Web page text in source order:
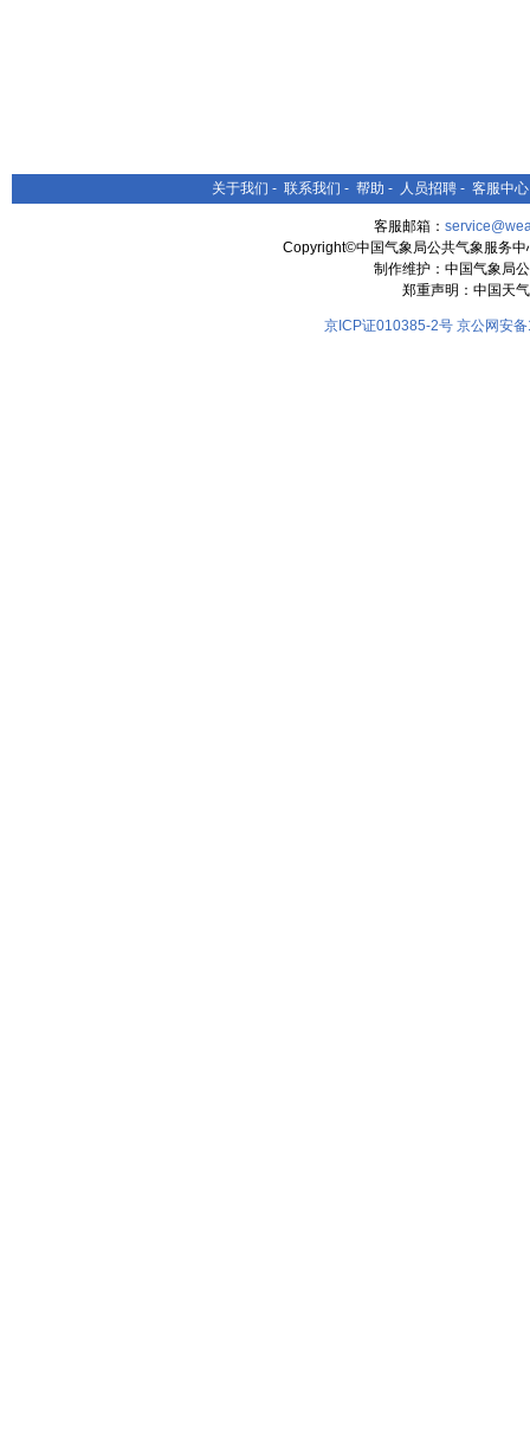
关于我们 - 联系我们 - 帮助 - 人员招聘 - 客服中心
客服邮箱：
Copyright©中国气象局公共气象服务
制作维护：中国气象局
郑重声明：中国天
京ICP证010385-2号 京公网安